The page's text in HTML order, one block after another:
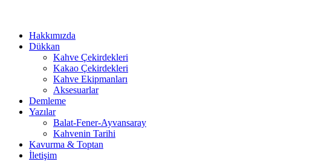
Hakkımızda
Dükkan
Kahve Çekirdekleri
Kakao Çekirdekleri
Kahve Ekipmanları
Aksesuarlar
Demleme
Yazılar
Balat-Fener-Ayvansaray
Kahvenin Tarihi
Kavurma & Toptan
İletişim